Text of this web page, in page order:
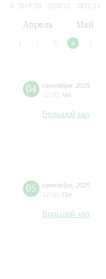
2019/20
2020/21 2021/22
Апрель Май
2 3 4 5
04 сентября 2025
12:00 Чт
Большой зал
05 сентября 2025
12:00 Пт
Большой зал